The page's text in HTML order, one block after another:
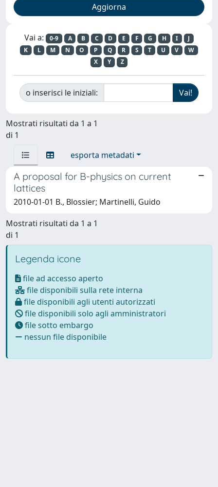
Vai a: 0-9 A B C D E F G H I
J
K
L M N O P Q R S T U V
W
X
Y Z
o inserisci le iniziali:
Mostrati risultati da 1 a 1
di 1
esporta metadati
A proposal for B-physics on current
lattices
2010-01-01 B., Blossier; Martinelli, Guido
Mostrati risultati da 1 a 1
di 1
Legenda icone
file ad accesso aperto
file disponibili sulla rete interna
file disponibili agli utenti autorizzati
file disponibili solo agli amministratori
file sotto embargo
nessun file disponibile